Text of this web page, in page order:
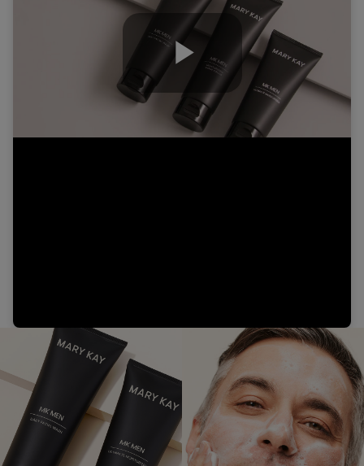
Play